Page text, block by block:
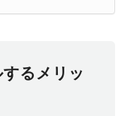
るメリッ